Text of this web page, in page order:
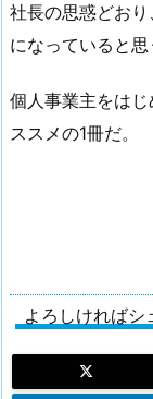
社長の思惑どお
になっていると思
個人事業主をは
ススメの1冊だ。
よろしければシ